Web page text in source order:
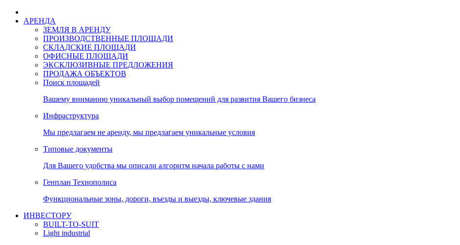
АРЕНДА
ЗЕМЛЯ В АРЕНДУ
ПРОИЗВОДСТВЕННЫЕ ПЛОЩАДИ
СКЛАДСКИЕ ПЛОЩАДИ
ОФИСНЫЕ ПЛОЩАДИ
ЭКСКЛЮЗИВНЫЕ ПРЕДЛОЖЕНИЯ
ПРОДАЖА ОБЪЕКТОВ
Поиск площадей
Вашему вниманию уникальный выбор помещений для развития Вашего бизнеса
Инфраструктура
Мы предлагаем не аренду, мы предлагаем уникальные условия
Типовые документы
Для Вашего удобства мы описали алгоритм начала работы с нами
Генплан Технополиса
Функциональные зоны, дороги, въезды и выезды, ключевые здания
ИНВЕСТОРУ
BUILT-TO-SUIT
Light industrial